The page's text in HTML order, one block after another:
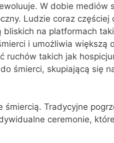
W dobie mediów
Ludzie coraz częściej
na platformach
i umożliwia większą
ruchów takich jak
śmierci, skupiającą się
śmiercią. Tradycyjne
ceremonie,